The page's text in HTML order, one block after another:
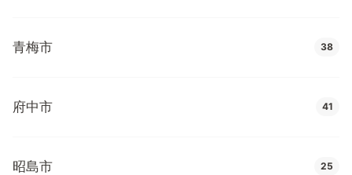
青梅市 38
府中市 41
昭島市 25